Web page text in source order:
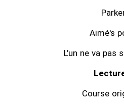
Aimé's
L'un ne va pas
Course